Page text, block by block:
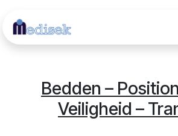
Bedden –
Veiligheid –